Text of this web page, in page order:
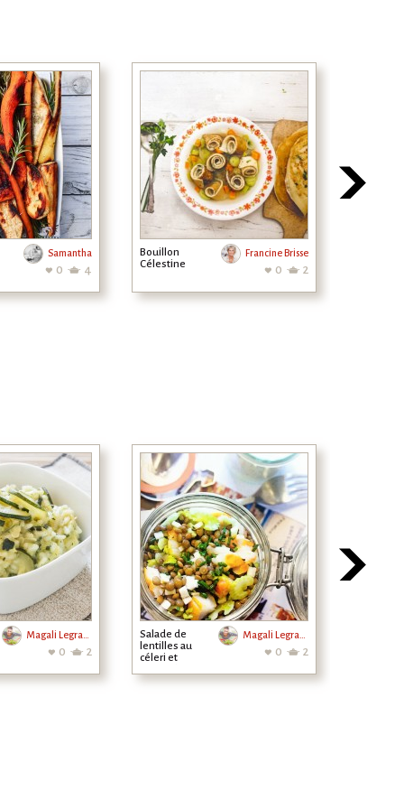
Samantha
0 4
Bouillon
Célestine
Francine Brisse
0 2
Magali Legrand
0 2
Salade de
lentilles au
céleri et
Magali Legrand
0 2